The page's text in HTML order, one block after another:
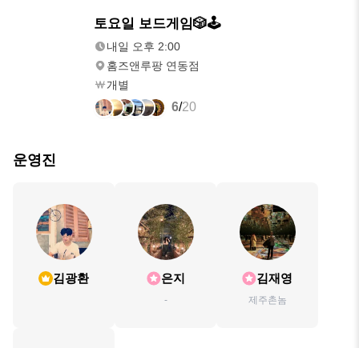
토요일 보드게임🎲🕹️
내일 오후 2:00
홈즈앤루팡 연동점
개별
6/20
운영진
김광환 은지
-
김재영
제주촌놈